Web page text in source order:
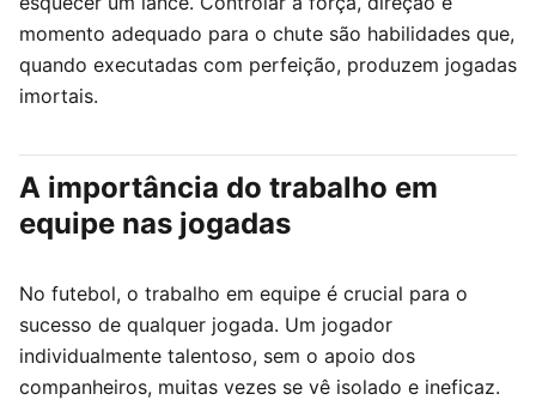
momento adequado para o chute são habilidades que,
quando executadas com perfeição, produzem jogadas
imortais.
A importância do trabalho em
equipe nas jogadas
No futebol, o trabalho em equipe é crucial para o
sucesso de qualquer jogada. Um jogador
individualmente talentoso, sem o apoio dos
companheiros, muitas vezes se vê isolado e ineficaz.